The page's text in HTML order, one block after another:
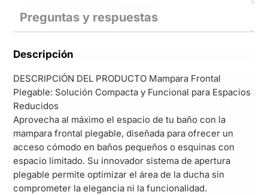
Preguntas y respuestas
Descripción
DESCRIPCIÓN DEL PRODUCTO Mampara Frontal
Plegable: Solución Compacta y Funcional para Espacios
Reducidos
Aprovecha al máximo el espacio de tu baño con la
mampara frontal plegable, diseñada para ofrecer un
acceso cómodo en baños pequeños o esquinas con
espacio limitado. Su innovador sistema de apertura
plegable permite optimizar el área de la ducha sin
comprometer la elegancia ni la funcionalidad.